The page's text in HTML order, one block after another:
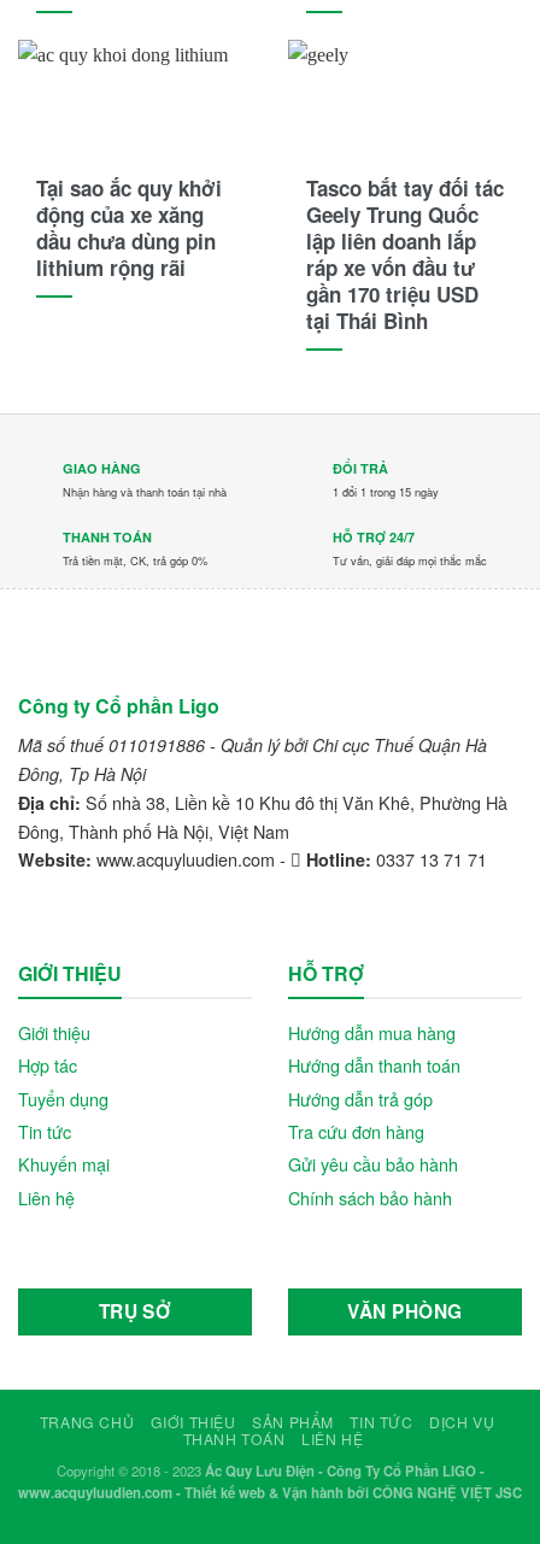
Tại sao ắc quy khởi
động của xe xăng
dầu chưa dùng pin
lithium rộng rãi
Tasco bắt tay đối tác
Geely Trung Quốc
lập liên doanh lắp
ráp xe vốn đầu tư
gần 170 triệu USD
tại Thái Bình
GIAO HÀNG
Nhận hàng và thanh toán tại nhà
ĐỔI TRẢ
1 đổi 1 trong 15 ngày
THANH TOÁN
Trả tiền mặt, CK, trả góp 0%
HỖ TRỢ 24/7
Tư vấn, giải đáp mọi thắc mắc
Công ty Cổ phần Ligo
Mã số thuế 0110191886 - Quản lý bởi Chi cục Thuế Quận Hà
Đông, Tp Hà Nội
Địa chỉ: Số nhà 38, Liền kề 10 Khu đô thị Văn Khê, Phường Hà
Đông, Thành phố Hà Nội, Việt Nam
Website: www.acquyluudien.com - Hotline: 0337 13 71 71
GIỚI THIỆU
Giới thiệu
Hợp tác
Tuyển dụng
Tin tức
Khuyến mại
Liên hệ
HỖ TRỢ
Hướng dẫn mua hàng
Hướng dẫn thanh toán
Hướng dẫn trả góp
Tra cứu đơn hàng
Gửi yêu cầu bảo hành
Chính sách bảo hành
TRỤ SỞ VĂN PHÒNG
TRANG CHỦ GIỚI THIỆU SẢN PHẨM TIN TỨC
DỊCH VỤ
THANH TOÁN
LIÊN HỆ
Copyright © 2018 - 2023Ác Quy Lưu Điện - Công Ty Cổ Phần LIGO -
www.acquyluudien.com - Thiết kế web & Vận hành bởi CÔNG NGHỆ VIỆT JSC